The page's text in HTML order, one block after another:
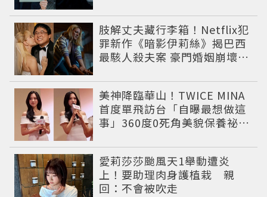
肢解丈夫藏行李箱！Netflix犯
罪新作《暗影伊莉絲》揭巴西
最駭人殺夫案 豪門婚姻崩壞釀
美神降臨華山！TWICE MINA
首度單飛訪台「自曝最想做這
事」360度0死角美貌保養祕訣
愛莉莎莎颱風天1舉動遭炎
上！要助理肉身護植栽 親
回：不會被吹走